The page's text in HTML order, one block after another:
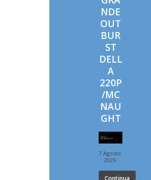
NDE
OUT
BUR
ST
DELL
A
220P
/MC
NAU
GHT
7 Agosto
2026
Continua